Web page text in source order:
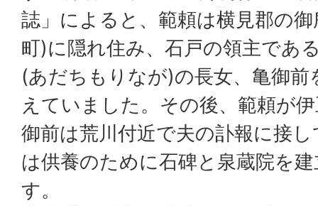
誌」によると、範頼は横見郡の
町)に隠れ住み、石戸の領主であ
(あだちもりなが)の長女、亀御前
えていました。その後、範頼が
御前は荒川付近で夫の訃報に接
は供養のために石碑と泉蔵院を
す。